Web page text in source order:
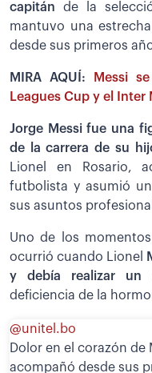
capitán de la
mantuvo una
desde sus primeros
MIRA AQUÍ:
Messi
Leagues Cup y el
Jorge Messi fue una
de la carrera de su
Lionel en Rosario,
futbolista y asumió
sus asuntos
Uno de los
ocurrió cuando Lionel
y debía realizar un
deficiencia de la
@unitel.bo
Dolor en el corazón de
acompañó desde sus